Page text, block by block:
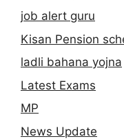
job alert guru
Kisan Pension
ladli bahana yojna
Latest Exams
MP
News Update